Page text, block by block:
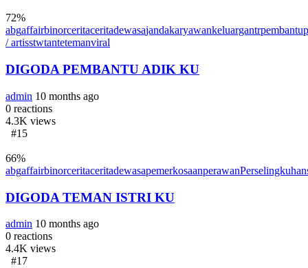
72%
abgaffairbinorceritaceritadewasajandakaryawankeluargantrpembantu
/ artisstwtantetemanviral
DIGODA PEMBANTU ADIK KU
admin 10 months ago
0 reactions
4.3K views
#15
66%
abgaffairbinorceritaceritadewasapemerkosaanperawanPerselingkuhan
DIGODA TEMAN ISTRI KU
admin 10 months ago
0 reactions
4.4K views
#17